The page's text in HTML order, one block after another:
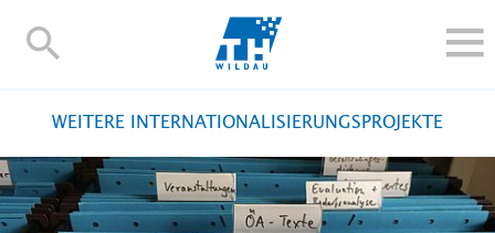
TH-
FORSCHUNG UND TRANSFER
ALUMNI
WEITERE INTERNATIONALISIERUNGSPROJEKTE